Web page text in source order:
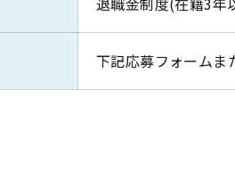
下記応募フォームま